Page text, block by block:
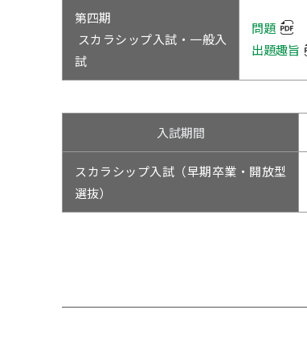
第四期
スカラシップ入試・一般入
試
問題
出題趣旨
入試期間
スカラシップ入試（早期卒業・開放型
選抜）